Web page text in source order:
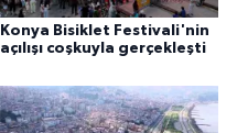
Konya Bisiklet Festivali'nin
açılışı coşkuyla gerçekleşti